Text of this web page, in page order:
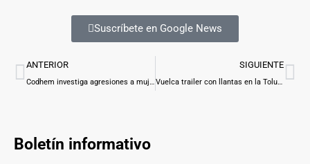
Suscríbete en Google News
ANTERIOR
Codhem investiga agresiones a mujeres en MP de Ecatepec
SIGUIENTE
Vuelca trailer con llantas en la Toluca-Zitácuaro; vecinos hacen rapiña
Boletín informativo